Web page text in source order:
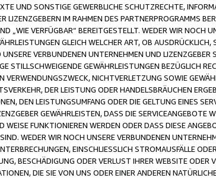
UND SONSTIGE GEWERBLICHE SCHUTZRECHTE,
IM RAHMEN DES PARTNERPROGRAMMS
„WIE VERFÜGBAR“ BEREITGESTELLT. WEDER WIR NOCH
GLEICH WELCHER ART, OB AUSDRÜCKLICH,
VERBUNDENEN UNTERNEHMEN UND LIZENZGEBER
STILLSCHWEIGENDE GEWÄHRLEISTUNGEN BEZÜGLICH
NICHTVERLETZUNG SOWIE
DER LEISTUNG ODER HANDELSBRÄUCHEN
DEN LEISTUNGSUMFANG ODER DIE GELTUNG EINES
GEWÄHRLEISTEN, DASS DIE SERVICEANGEBOTE
FUNKTIONIEREN WERDEN ODER DASS DIESE
WEDER WIR NOCH UNSERE VERBUNDENEN
EINSCHLIESSLICH STROMAUSFÄLLE
BESCHÄDIGUNG ODER VERLUST IHRER WEBSITE ODER
DIE SIE VON UNS ODER EINER ANDEREN